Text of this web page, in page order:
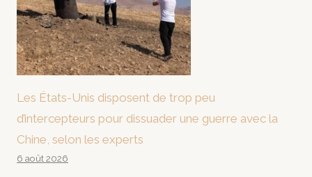
Les États-Unis disposent de trop peu
d’intercepteurs pour dissuader une guerre avec la
Chine, selon les experts
6 août 2026